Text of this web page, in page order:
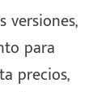
versiones,
para
precios,